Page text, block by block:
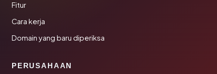
Fitur
Cara kerja
Domain yang baru diperiksa
PERUSAHAAN